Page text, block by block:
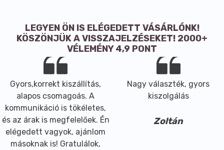
LEGYEN ÖN IS ELÉGEDETT VÁSÁRLÓNK!
KÖSZÖNJÜK A VISSZAJELZÉSEKET! 2000+
VÉLEMÉNY 4,9 PONT
Gyors,korrekt kiszállítás,
alapos csomagoás. A
kommunikáció is tökéletes,
és az árak is megfelelőek. Én
elégedett vagyok, ajánlom
másoknak is! Gratulálok,
Nagy választék, gyors
kiszolgálás
Zoltán